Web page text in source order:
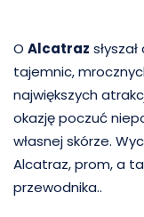
O Alcatraz
tajemnic,
największych
okazję poczuć
własnej skórze.
Alcatraz, prom, a
przewodnika..